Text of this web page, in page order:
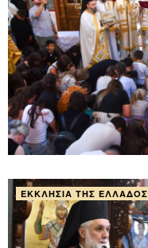
ΕΚΚΛΗΣΊΑ ΤΗΣ ΕΛΛΆΔΟΣ